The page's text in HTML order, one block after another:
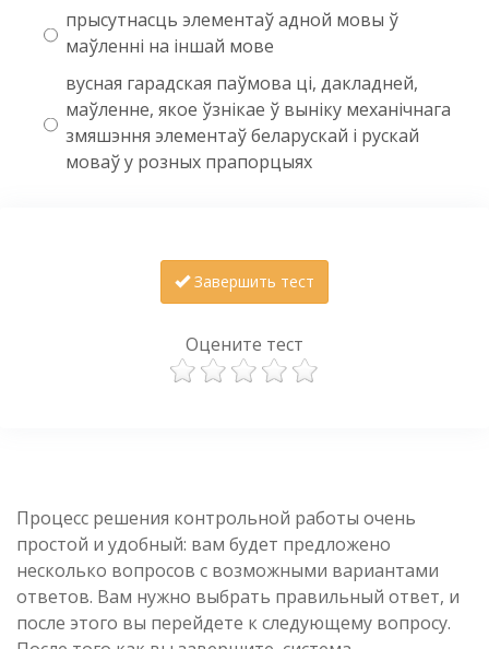
прысутнасць элементаў адной мовы ў
маўленні на іншай мове
вусная гарадская паўмова ці, дакладней,
маўленне, якое ўзнікае ў выніку механічнага
змяшэння элементаў беларускай і рускай
моваў у розных прапорцыях
Завершить тест
Оцените тест
Процесс решения контрольной работы очень
простой и удобный: вам будет предложено
несколько вопросов с возможными вариантами
ответов. Вам нужно выбрать правильный ответ, и
после этого вы перейдете к следующему вопросу.